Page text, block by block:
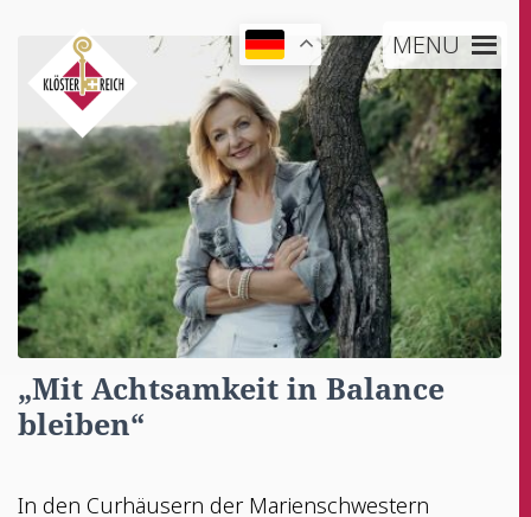
MENU
„Mit Acht­sam­keit in Balan­ce
bleiben“
In den Cur­häu­sern der Marienschwestern